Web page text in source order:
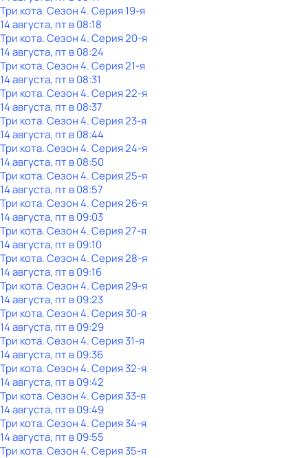
Три кота. Сезон 4. Серия 19-я
14 августа, пт в 08:18
Три кота. Сезон 4. Серия 20-я
14 августа, пт в 08:24
Три кота. Сезон 4. Серия 21-я
14 августа, пт в 08:31
Три кота. Сезон 4. Серия 22-я
14 августа, пт в 08:37
Три кота. Сезон 4. Серия 23-я
14 августа, пт в 08:44
Три кота. Сезон 4. Серия 24-я
14 августа, пт в 08:50
Три кота. Сезон 4. Серия 25-я
14 августа, пт в 08:57
Три кота. Сезон 4. Серия 26-я
14 августа, пт в 09:03
Три кота. Сезон 4. Серия 27-я
14 августа, пт в 09:10
Три кота. Сезон 4. Серия 28-я
14 августа, пт в 09:16
Три кота. Сезон 4. Серия 29-я
14 августа, пт в 09:23
Три кота. Сезон 4. Серия 30-я
14 августа, пт в 09:29
Три кота. Сезон 4. Серия 31-я
14 августа, пт в 09:36
Три кота. Сезон 4. Серия 32-я
14 августа, пт в 09:42
Три кота. Сезон 4. Серия 33-я
14 августа, пт в 09:49
Три кота. Сезон 4. Серия 34-я
14 августа, пт в 09:55
Три кота. Сезон 4. Серия 35-я